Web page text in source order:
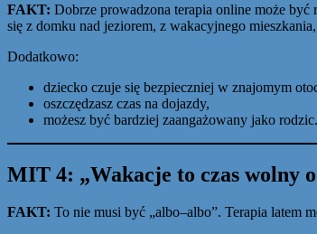
FAKT: Dobrze prowadzona terapia online może być
się z domku nad jeziorem, z wakacyjnego
Dodatkowo:
dziecko czuje się bezpieczniej w znajomym
oszczędzasz czas na dojazdy,
możesz być bardziej zaangażowany jako rodzic.
MIT 4: „Wakacje to czas wolny
FAKT: To nie musi być „albo–albo”. Terapia latem